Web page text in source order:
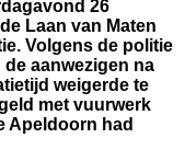
26
Laan van Maten
Volgens de politie
aanwezigen na
weigerde te
met vuurwerk
Apeldoorn had